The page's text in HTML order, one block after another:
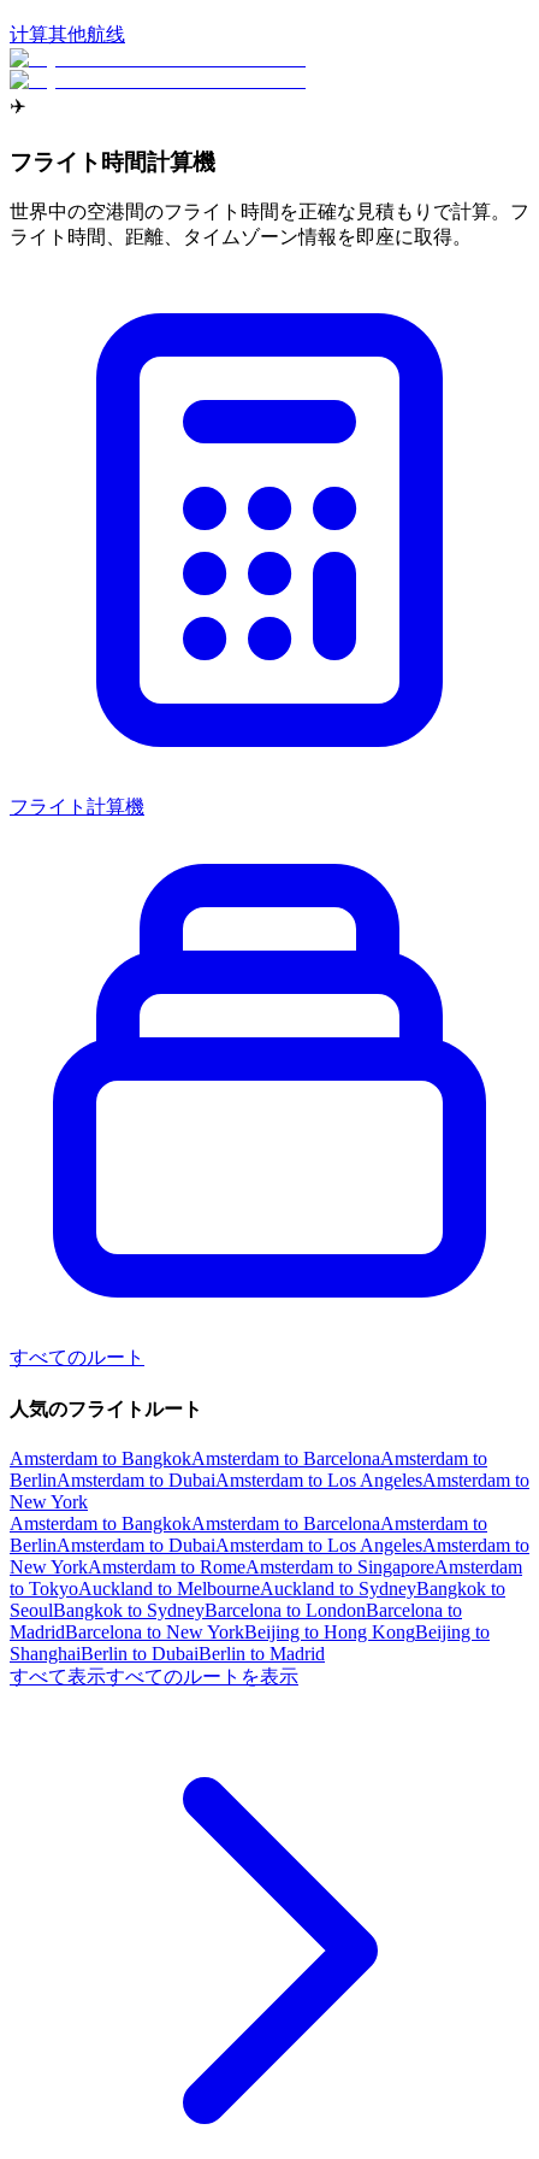
计算其他航线
✈️
フライト時間計算機
世界中の空港間のフライト時間を正確な見積もりで計算。フ
ライト時間、距離、タイムゾーン情報を即座に取得。
フライト計算機
すべてのルート
人気のフライトルート
Amsterdam to BangkokAmsterdam to BarcelonaAmsterdam to
BerlinAmsterdam to DubaiAmsterdam to Los AngelesAmsterdam to
New York
Amsterdam to BangkokAmsterdam to BarcelonaAmsterdam to
BerlinAmsterdam to DubaiAmsterdam to Los AngelesAmsterdam to
New YorkAmsterdam to RomeAmsterdam to SingaporeAmsterdam
to TokyoAuckland to MelbourneAuckland to SydneyBangkok to
SeoulBangkok to SydneyBarcelona to LondonBarcelona to
MadridBarcelona to New YorkBeijing to Hong KongBeijing to
ShanghaiBerlin to DubaiBerlin to Madrid
すべて表示すべてのルートを表示